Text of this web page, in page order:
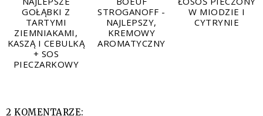
GOŁĄBKI Z
TARTYMI
ZIEMNIAKAMI,
KASZĄ I CEBULKĄ
+ SOS
PIECZARKOWY
STROGANOFF -
NAJLEPSZY,
KREMOWY
AROMATYCZNY
W MIODZIE I
CYTRYNIE
2 KOMENTARZE: